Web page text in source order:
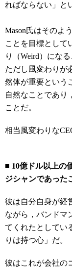
ればならない」と
Mason氏はそのよ
ことを目標として
り（Weird）にな
ただし風変わりが
然体が重要という
自然なことであり
ことだ。
相当風変わりな
■ 10億ドル以上の
ジシャンであった
彼は自分自身が経
ながら，バンドマ
てくれたとしてい
りは持つ心」だ。
彼はこれが会社の